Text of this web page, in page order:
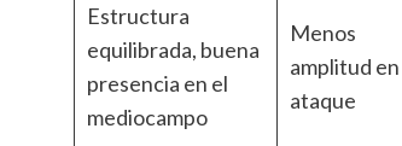
Estructura
equilibrada, buena
presencia en el
mediocampo
Menos
amplitud en
ataque